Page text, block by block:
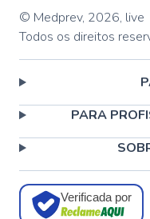
© Medprev, 2026, live
Todos os direitos
PARA
Verificada por